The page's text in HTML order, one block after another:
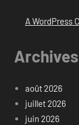
A WordPress
Archives
août 2026
juillet 2026
juin 2026